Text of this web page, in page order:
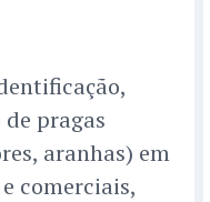
pragas
aranhas) em
comerciais,